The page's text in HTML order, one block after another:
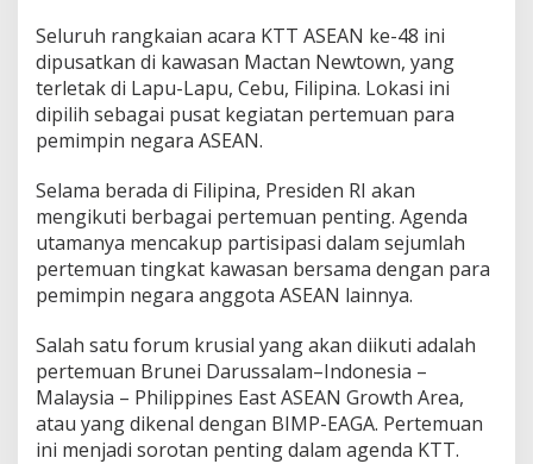
Seluruh rangkaian acara KTT ASEAN ke-48 ini
dipusatkan di kawasan Mactan Newtown, yang
terletak di Lapu-Lapu, Cebu, Filipina. Lokasi ini
dipilih sebagai pusat kegiatan pertemuan para
pemimpin negara ASEAN.
Selama berada di Filipina, Presiden RI akan
mengikuti berbagai pertemuan penting. Agenda
utamanya mencakup partisipasi dalam sejumlah
pertemuan tingkat kawasan bersama dengan para
pemimpin negara anggota ASEAN lainnya.
Salah satu forum krusial yang akan diikuti adalah
pertemuan Brunei Darussalam–Indonesia –
Malaysia – Philippines East ASEAN Growth Area,
atau yang dikenal dengan BIMP-EAGA. Pertemuan
ini menjadi sorotan penting dalam agenda KTT.